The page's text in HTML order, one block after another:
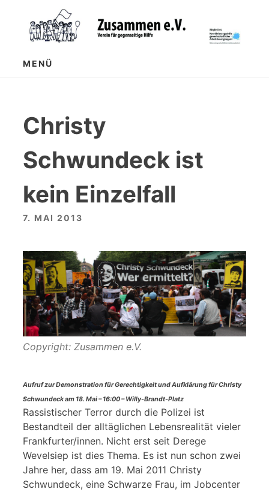
springen
MENÜ
Christy
Schwundeck ist
kein Einzelfall
7. MAI 2013
Copyright: Zusammen e.V.
Aufruf zur Demonstration für Gerechtigkeit und Aufklärung für Christy
Schwundeck am 18. Mai – 16:00 – Willy-Brandt-Platz
Rassistischer Terror durch die Polizei ist
Bestandteil der alltäglichen Lebensrealität vieler
Frankfurter/innen. Nicht erst seit Derege
Wevelsiep ist dies Thema. Es ist nun schon zwei
Jahre her, dass am 19. Mai 2011 Christy
Schwundeck, eine Schwarze Frau, im Jobcenter